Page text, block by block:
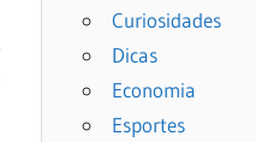
Curiosidades
Dicas
Economia
Esportes